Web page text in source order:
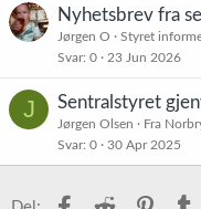
Nyhetsbrev fra
Jørgen O
Styret
Svar 0 23 Jun 2026
J Sentralstyret
Jørgen Olsen
Fra
Svar 0 30 Apr 2025
Facebook
Reddit